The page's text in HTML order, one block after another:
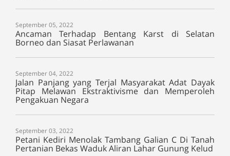
September 05, 2022
Ancaman Terhadap Bentang Karst di Selatan
Borneo dan Siasat Perlawanan
September 04, 2022
Jalan Panjang yang Terjal Masyarakat Adat Dayak
Pitap Melawan Ekstraktivisme dan Memperoleh
Pengakuan Negara
September 03, 2022
Petani Kediri Menolak Tambang Galian C Di Tanah
Pertanian Bekas Waduk Aliran Lahar Gunung Kelud